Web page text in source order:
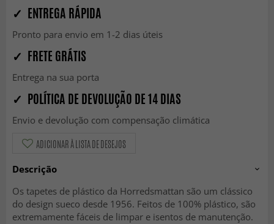
✓ ENTREGA RÁPIDA
Pronto para envio em 1-2 dias úteis
✓ FRETE GRÁTIS
Entrega na sua porta
✓ POLÍTICA DE DEVOLUÇÃO DE 14 DIAS
Envio e devolução com compensação climática
ADICIONAR À LISTA DE DESEJOS
Descrição
Os tapetes de plástico da Horredsmattan são um clássico
do design sueco desde 1956. Feitos de 100% plástico, são
extremamente fáceis de limpar e isentos de manutenção.